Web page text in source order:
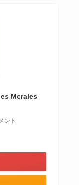
Morales
ント